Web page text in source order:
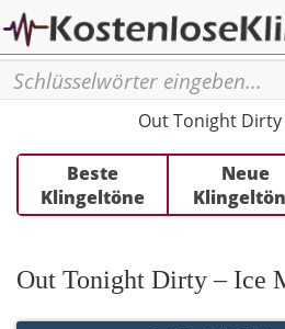
Out Tonight Dirty
Beste
Klingeltöne
Neue
Out Tonight Dirty – Ice